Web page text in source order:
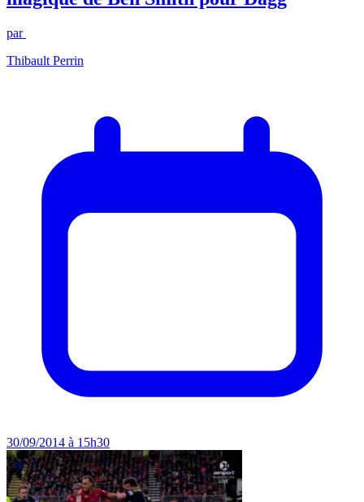
par
Thibault Perrin
30/09/2014 à 15h30